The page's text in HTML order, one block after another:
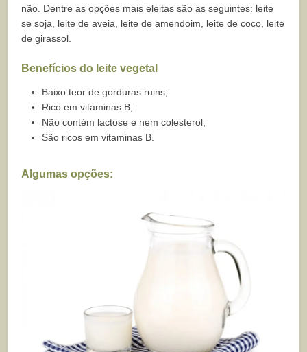
não. Dentre as opções mais eleitas são as seguintes: leite
se soja, leite de aveia, leite de amendoim, leite de coco, leite
de girassol.
Benefícios do leite vegetal
Baixo teor de gorduras ruins;
Rico em vitaminas B;
Não contém lactose e nem colesterol;
São ricos em vitaminas B.
Algumas opções: